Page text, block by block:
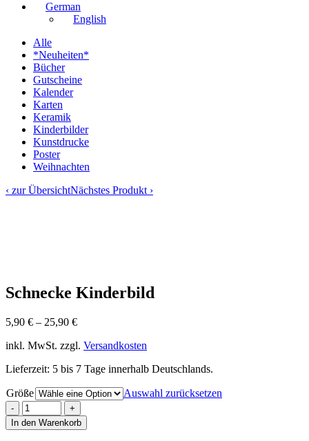
German
English
Alle
*Neuheiten*
Bücher
Gutscheine
Kalender
Karten
Keramik
Kinderbilder
Kunstdrucke
Poster
Weihnachten
‹ zur ÜbersichtNächstes Produkt ›
Schnecke Kinderbild
5,90 € – 25,90 €
inkl. MwSt. zzgl. Versandkosten
Lieferzeit: 5 bis 7 Tage innerhalb Deutschlands.
Größe Auswahl zurücksetzen
In den Warenkorb